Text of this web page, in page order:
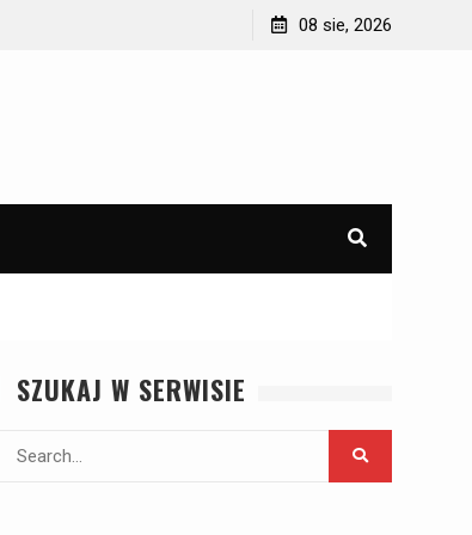
Jak wyposażyć domek letniskowy lub domek na
08 sie, 2026
SZUKAJ W SERWISIE
Search